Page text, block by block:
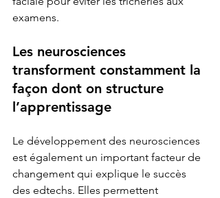
examens.
Les neurosciences
transforment constamment la
façon dont on structure
l’apprentissage
Le développement des neurosciences
est également un important facteur de
changement qui explique le succès
des edtechs. Elles permettent